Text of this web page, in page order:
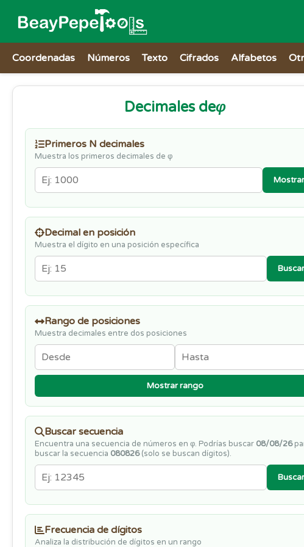
Coordenadas Números Texto Cifrados Alfabetos
Decimales deφ
Primeros N decimales
Muestra los primeros decimales de φ
Mostrar
Decimal en posición
Muestra el dígito en una posición específica
Buscar
Rango de posiciones
Muestra decimales entre dos posiciones
Mostrar rango
Buscar secuencia
Encuentra una secuencia de números en φ. Podrías buscar 08/08/26
buscar la secuencia 080826(solo se buscan dígitos).
Buscar
Frecuencia de dígitos
Analiza la distribución de dígitos en un rango